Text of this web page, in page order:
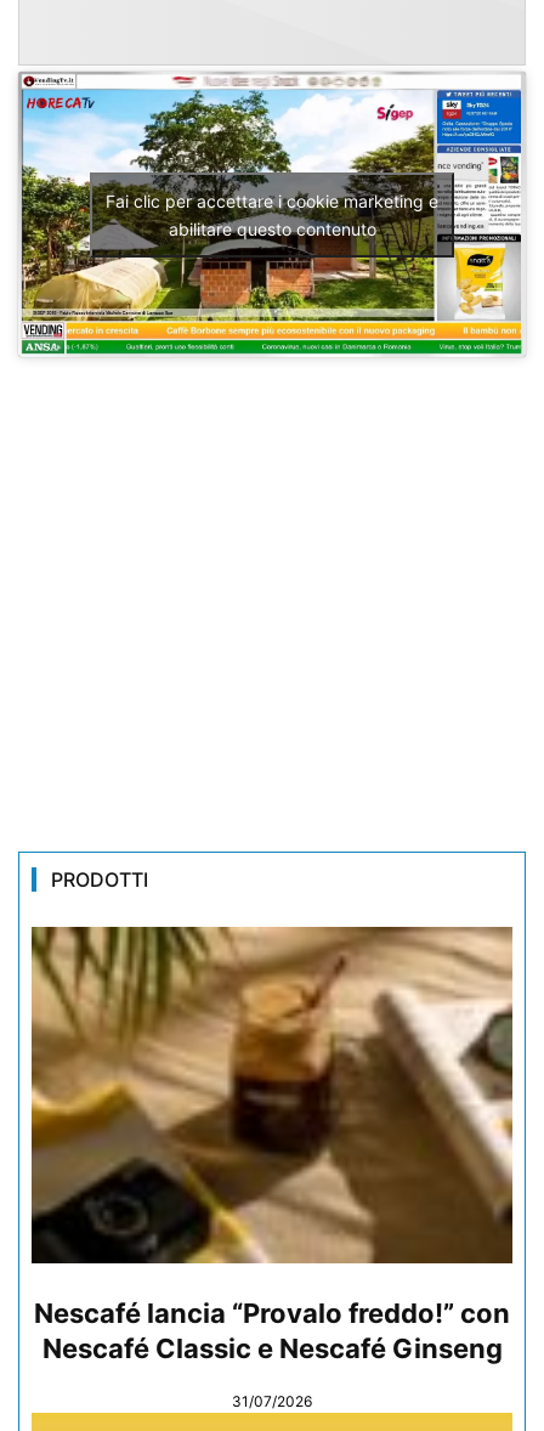
Fai clic per accettare i cookie marketing e
abilitare questo contenuto
PRODOTTI
Nescafé lancia “Provalo freddo!” con
Nescafé Classic e Nescafé Ginseng
31/07/2026